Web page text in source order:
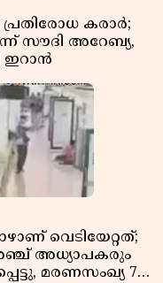
കരാർ;
സൗദി അറേബ്യ,
ഇറാൻ
വെടിയേറ്റത്;
അധ്യാപകരും
മരണസംഖ്യ 7;